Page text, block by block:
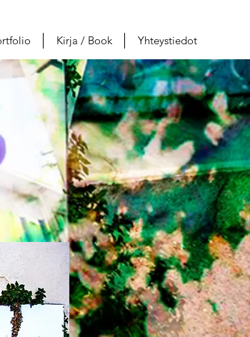
Kirja / Book Yhteystiedot